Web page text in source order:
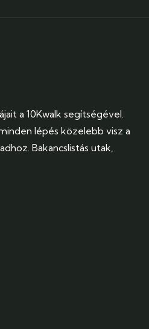
a 10Kwalk segítségével.
lépés közelebb visz a
Bakancslistás utak,